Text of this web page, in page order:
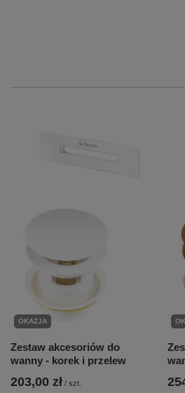
OKAZJA
Zestaw akcesoriów do
wanny - korek i przelew
203,00 zł / szt.